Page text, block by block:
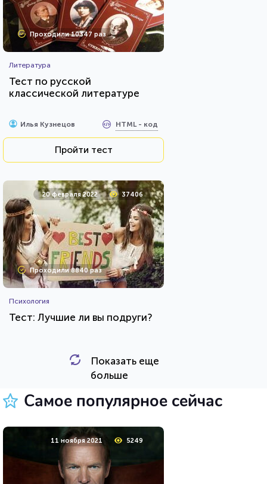
Проходили 10347 раз
Литература
Тест по русской
классической литературе
Илья Кузнецов HTML - код
Пройти тест
20 февраля 2022 37406
Проходили 8840 раз
Психология
Тест: Лучшие ли вы подруги?
HTML - код
12 сентября 2020
Показать еще
больше
Самое популярное сейчас
11 ноября 2021 5249